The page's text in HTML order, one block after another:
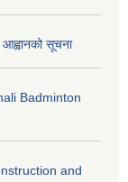
आह्वानको सूचना
Badminton
and